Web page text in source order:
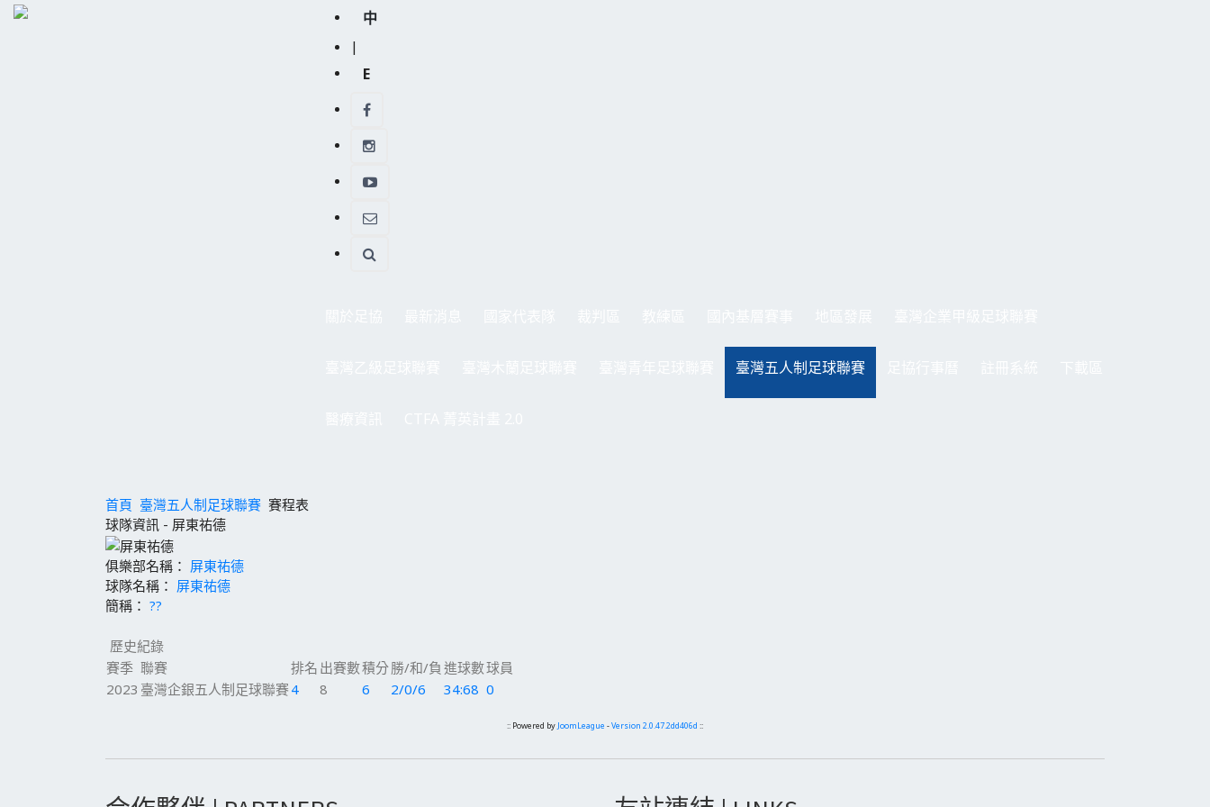
中
|
E
臺灣五人制足球聯賽
首頁 臺灣五人制足球聯賽 賽程表
球隊資訊 - 屏東祐德
俱樂部名稱： 屏東祐德
球隊名稱： 屏東祐德
簡稱： ??
歷史紀錄
賽季 聯賽 排名 出賽數積分勝/和/負 進球數球員
2023 臺灣企銀五人制足球聯賽 4 8 6 2/0/6 34:68 0
:: Powered by JoomLeague -Version 2.0.47.2dd406d ::